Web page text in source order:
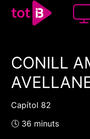
00:00
1x
CONILL
Capítol 82
🕓 36 minuts